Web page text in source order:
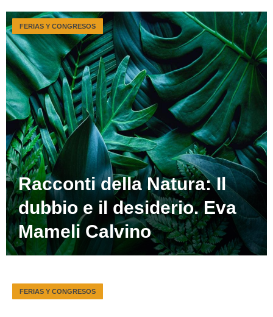
Racconti della Natura: Il
dubbio e il desiderio. Eva
Mameli Calvino
FERIAS Y CONGRESOS
FERIAS Y CONGRESOS